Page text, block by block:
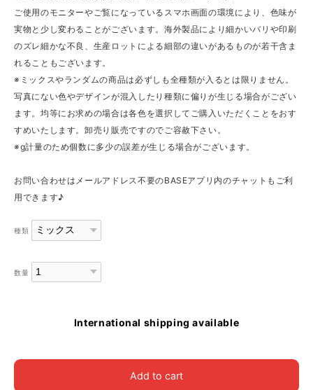
ご使用のモニターやご覧になっているスマホ画面の環境により、色味が
実物と少し変わることがございます。海外製品により細かいバリや印刷
のズレ細かな不良、生産ロットによる細部の違いがあるものが若干含ま
れることもございます。
※ミックスやランダムの商品は必ずしも全種類が入るとは限りません。
写真にない色やデザインが混入したり種類に偏りが生じる場合がござい
ます。均等にお求めの場合は各色を選択してご購入いただくことをおす
すめいたします。卸売り販売ですのでご容赦下さい。
※g計量のため個数に多少の誤差が生じる場合がございます。
お問い合わせはメールアドレス不要のBASEアプリ内のチャットもご利
用できます♪
種類
数量
International shipping available
Add to cart